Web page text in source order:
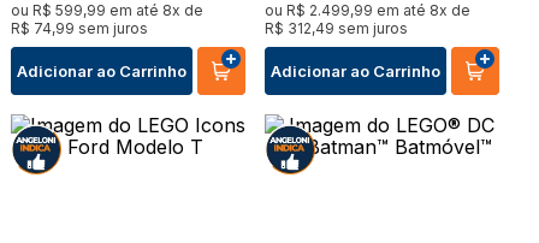
ou R$ 599,99 em até 8x de
R$ 74,99 sem juros
Adicionar ao Carrinho
ou R$ 2.499,99 em até 8x de
R$ 312,49 sem juros
Adicionar ao Carrinho